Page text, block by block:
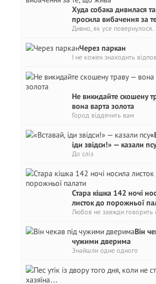
Худа собака дивилася
просила вибачення за
Дивно, як усе повернулося.
Через паркан
І не кожен знаходить
Не викидайте скошену
вона варта золота
Город віддячить вам
іди звідси!» — казали псу
До сліз
Стара кішка 142 ночі
листок до порожньої
Любов не завжди говорить
Він
чужими дверима
Знайшли одне одного